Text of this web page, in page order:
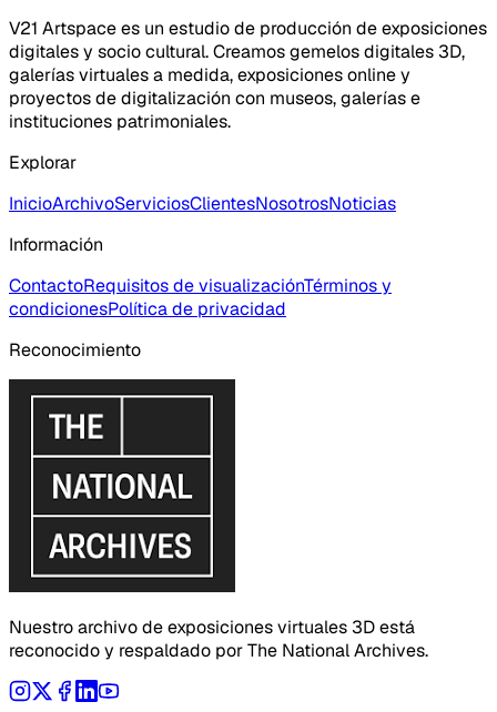
V21 Artspace es un estudio de producción de exposiciones
digitales y socio cultural. Creamos gemelos digitales 3D,
galerías virtuales a medida, exposiciones online y
proyectos de digitalización con museos, galerías e
instituciones patrimoniales.
Explorar
InicioArchivoServiciosClientesNosotrosNoticias
Información
ContactoRequisitos de visualizaciónTérminos y
condicionesPolítica de privacidad
Reconocimiento
Nuestro archivo de exposiciones virtuales 3D está
reconocido y respaldado por The National Archives.